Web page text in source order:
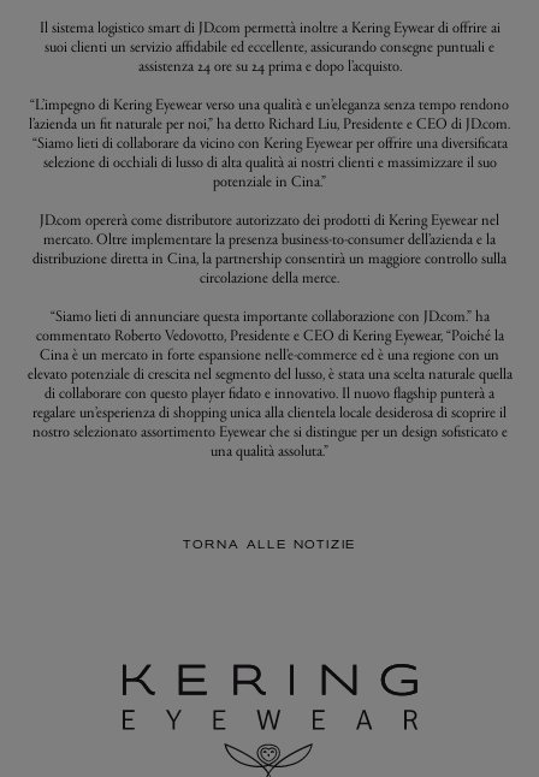
Il sistema logistico smart di JD.com permettà inoltre a Kering Eywear di offrire ai
suoi clienti un servizio affidabile ed eccellente, assicurando consegne puntuali e
assistenza 24 ore su 24 prima e dopo l’acquisto.
“L’impegno di Kering Eyewear verso una qualità e un’eleganza senza tempo rendono
l’azienda un fit naturale per noi,” ha detto Richard Liu, Presidente e CEO di JD.com.
“Siamo lieti di collaborare da vicino con Kering Eyewear per offrire una diversificata
selezione di occhiali di lusso di alta qualità ai nostri clienti e massimizzare il suo
potenziale in Cina.”
JD.com opererà come distributore autorizzato dei prodotti di Kering Eyewear nel
mercato. Oltre implementare la presenza business-to-consumer dell’azienda e la
distribuzione diretta in Cina, la partnership consentirà un maggiore controllo sulla
circolazione della merce.
“Siamo lieti di annunciare questa importante collaborazione con JD.com.” ha
commentato Roberto Vedovotto, Presidente e CEO di Kering Eyewear, “Poiché la
Cina è un mercato in forte espansione nell’e-commerce ed è una regione con un
elevato potenziale di crescita nel segmento del lusso, è stata una scelta naturale quella
di collaborare con questo player fidato e innovativo. Il nuovo flagship punterà a
regalare un’esperienza di shopping unica alla clientela locale desiderosa di scoprire il
nostro selezionato assortimento Eyewear che si distingue per un design sofisticato e
una qualità assoluta.”
TORNA ALLE NOTIZIE